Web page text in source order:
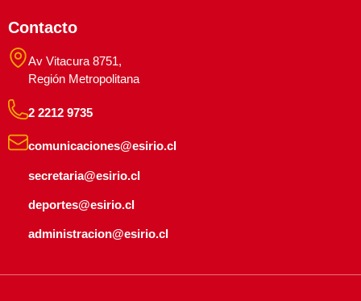
Contacto
Av Vitacura 8751,
Región Metropolitana
2 2212 9735
comunicaciones@esirio.cl
secretaria@esirio.cl
deportes@esirio.cl
administracion@esirio.cl